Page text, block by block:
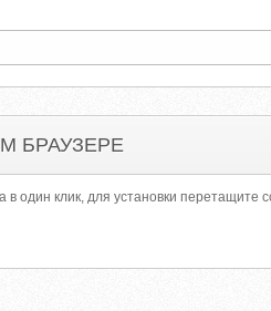
БРАУЗЕРЕ
в один клик, для установки перетащите